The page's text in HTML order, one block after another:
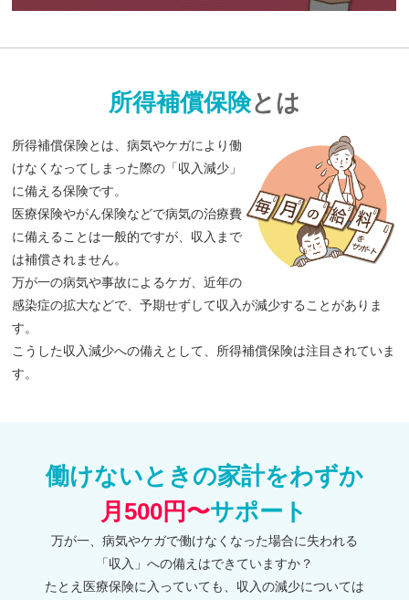
所得補償保険とは
所得補償保険とは、病気やケガにより働
けなくなってしまった際の「収入減少」
に備える保険です。
医療保険やがん保険などで病気の治療費
に備えることは一般的ですが、収入まで
は補償されません。
万が一の病気や事故によるケガ、近年の
感染症の拡大などで、予期せずして収入が減少することがありま
す。
こうした収入減少への備えとして、所得補償保険は注目されていま
す。
働けないときの家計をわずか
月500円〜サポート
万が一、病気やケガで働けなくなった場合に失われる
「収入」への備えはできていますか？
たとえ医療保険に入っていても、収入の減少については